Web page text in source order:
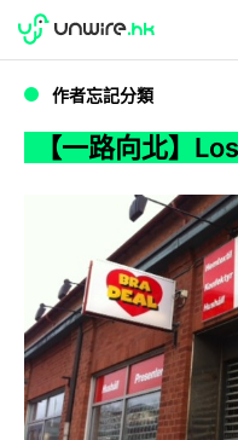
【一路向北
WWDC 2026
作者忘記分類
【一路向北】